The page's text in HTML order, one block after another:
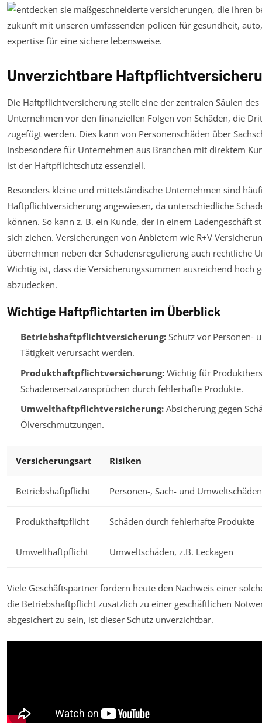
Unverzichtbare
Die Haftpflichtversicherung stellt eine der zentralen Säulen
Unternehmen vor den finanziellen Folgen von Schäden, die
zugefügt werden. Dies kann von Personenschäden über
Insbesondere für Unternehmen aus Branchen mit direktem
ist der Haftpflichtschutz essenziell.
Besonders kleine und mittelständische Unternehmen sind
Haftpflichtversicherung angewiesen, da unterschiedliche
können. So kann z. B. ein Kunde, der in einem Ladengeschäft
sich ziehen. Versicherungen von Anbietern wie R+V
übernehmen neben der Schadensregulierung auch rechtliche
Wichtig ist, dass die Versicherungssummen ausreichend hoch
abzudecken.
Wichtige Haftpflichtarten im Überblick
Betriebshaftpflichtversicherung:Schutz vor Personen-
Tätigkeit verursacht werden.
Produkthaftpflichtversicherung:Wichtig für
Schadensersatzansprüchen durch fehlerhafte Produkte.
Umwelthaftpflichtversicherung:Absicherung gegen
Ölverschmutzungen.
Versicherungsart Risiken
Betriebshaftpflicht Personen-, Sach- und Umweltschäden
Produkthaftpflicht Schäden durch fehlerhafte Produkte
Umwelthaftpflicht Umweltschäden, z.B. Leckagen
Viele Geschäftspartner fordern heute den Nachweis einer
die Betriebshaftpflicht zusätzlich zu einer geschäftlichen
abgesichert zu sein, ist dieser Schutz unverzichtbar.